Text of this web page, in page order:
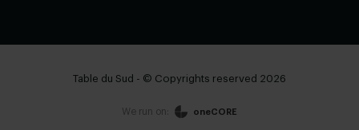
Table du Sud - © Copyrights reserved 2026
We run on: oneCORE